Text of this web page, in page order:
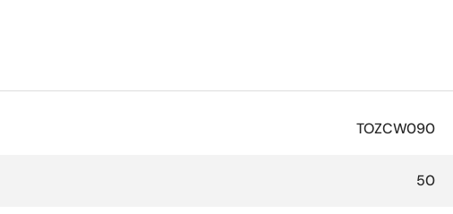
TOZCW090
50